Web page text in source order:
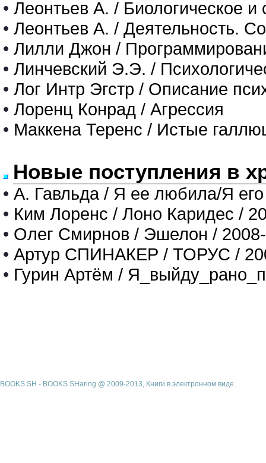
• Леонтьев А. / Биологическое и
• Леонтьев А. / Деятельность.
• Лилли Джон /
• Линчевский Э.Э. /
• Лог Интр Эгстр / Описание
• Лоренц Конрад / Агрессия
• Маккена Теренс / Истые
Новые поступления в
• А. Гавльда / Я ее любила/Я
• Ким Лоренс / Лоно Каридес /
• Олег Смирнов / Эшелон /
• Артур СПИНАКЕР / ТОРУС /
• Гурин Артём /
BOOKS.SH - BOOKS SHaring @ 2009-2013, Книги в электронном виде.